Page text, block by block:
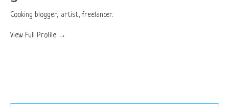
Cooking blogger, artist, freelancer.
View Full Profile →